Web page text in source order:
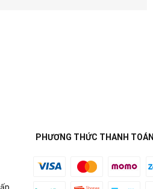
PHƯƠNG THỨC THANH TOÁN